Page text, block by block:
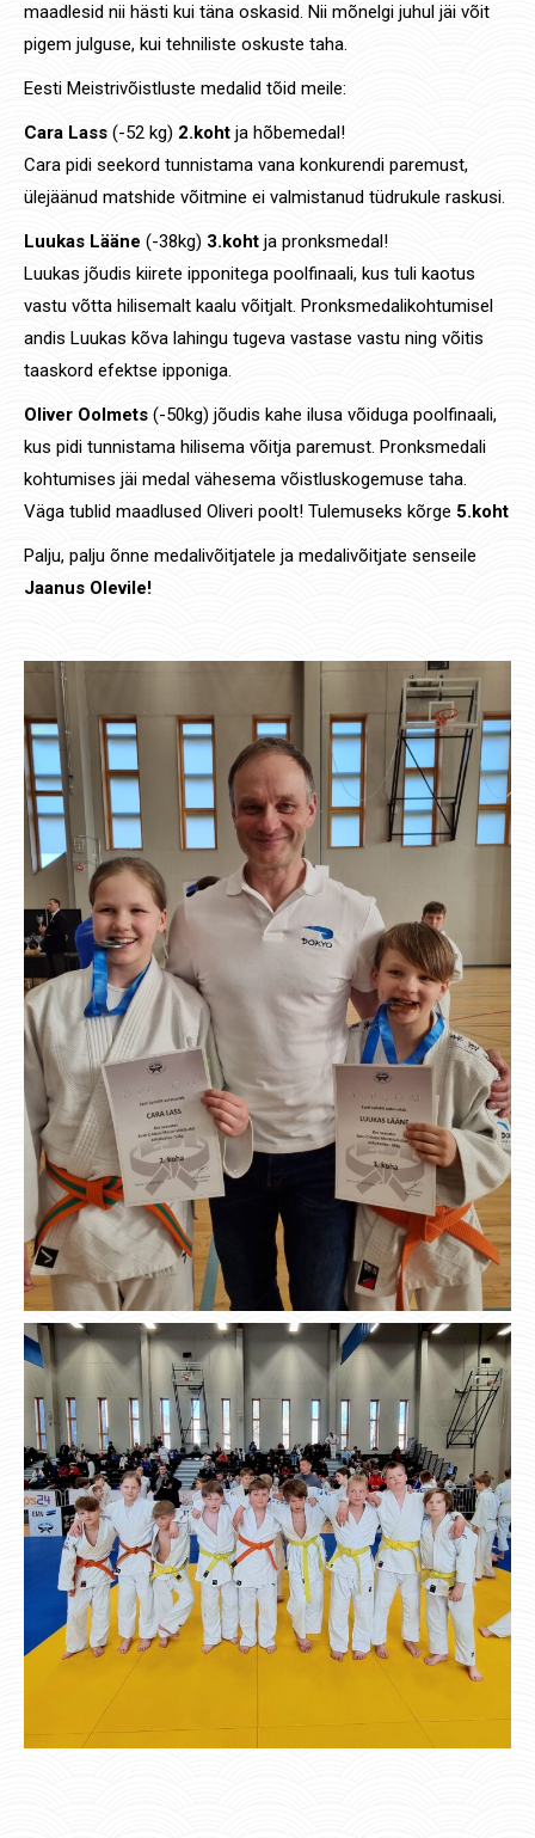
maadlesid nii hästi kui täna oskasid. Nii mõnelgi juhul jäi võit
pigem julguse, kui tehniliste oskuste taha.
Eesti Meistrivõistluste medalid tõid meile:
Cara Lass (-52 kg) 2.koht ja hõbemedal!
Cara pidi seekord tunnistama vana konkurendi paremust,
ülejäänud matshide võitmine ei valmistanud tüdrukule raskusi.
Luukas Lääne (-38kg) 3.koht ja pronksmedal!
Luukas jõudis kiirete ipponitega poolfinaali, kus tuli kaotus
vastu võtta hilisemalt kaalu võitjalt. Pronksmedalikohtumisel
andis Luukas kõva lahingu tugeva vastase vastu ning võitis
taaskord efektse ipponiga.
Oliver Oolmets (-50kg) jõudis kahe ilusa võiduga poolfinaali,
kus pidi tunnistama hilisema võitja paremust. Pronksmedali
kohtumises jäi medal vähesema võistluskogemuse taha.
Väga tublid maadlused Oliveri poolt! Tulemuseks kõrge 5.koht
Palju, palju õnne medalivõitjatele ja medalivõitjate senseile
Jaanus Olevile!